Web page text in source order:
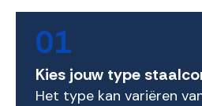
01
Kies jouw type
Het type kan variëren